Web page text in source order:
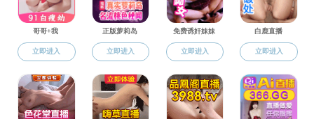
科研通知
学术讲座
学术会议